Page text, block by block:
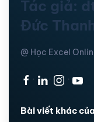
Tác giả:
Đức
@ Học Excel
· · ·
Bài viết khác